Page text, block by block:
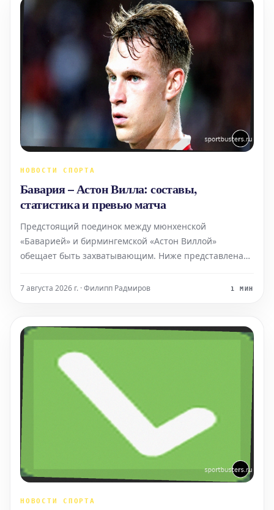
НОВОСТИ СПОРТА
Бавария – Астон Вилла: составы,
статистика и превью матча
Предстоящий поединок между мюнхенской
«Баварией» и бирмингемской «Астон Виллой»
обещает быть захватывающим. Ниже представлена
погружения в предматчевую атмосферу. Составы
7 августа 2026 г. · Филипп Радмиров 1 МИН
НОВОСТИ СПОРТА